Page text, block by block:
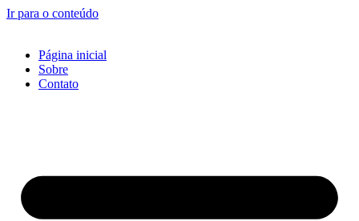
Ir para o conteúdo
Página inicial
Sobre
Contato